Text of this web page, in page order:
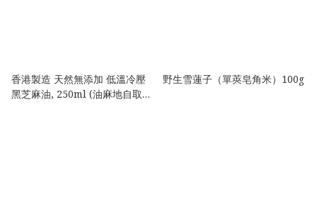
香港製造 天然無添加 低溫冷壓
黑芝麻油, 250ml (油麻地自取或
野生雪蓮子（單莢皂角米）100g